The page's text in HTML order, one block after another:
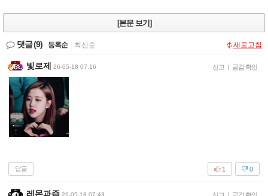
[본문 보기]
댓글(9) 등록순 최신순 새로고침
빛로제 26-05-18 07:16 신고 | 공감 확인
답글 0
1
레몬과즙 26-05-18 07:43 |